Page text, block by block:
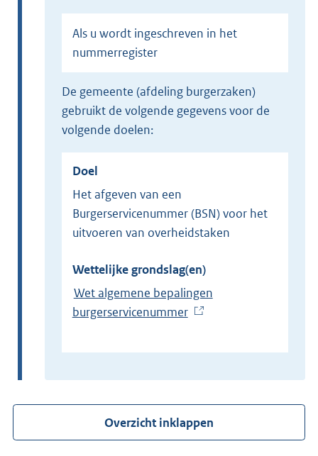
Als u wordt ingeschreven in het
nummerregister
de gemeente (afdeling burgerzaken)
gebruikt de volgende gegevens voor de
volgende doelen:
Doel
Het afgeven van een
Burgerservicenummer (BSN) voor het
uitvoeren van overheidstaken
Wettelijke grondslag(en)
Wet algemene bepalingen
burgerservicenummer(
x
r
n
Overzicht inklappen